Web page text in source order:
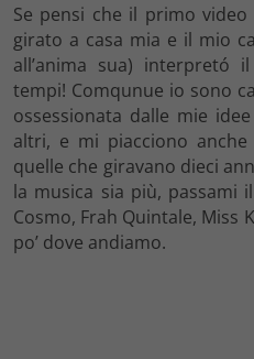
Se pensi che il primo video
girato a casa mia e il mio
all’anima sua) interpretó
tempi! Comqunue io sono
ossessionata dalle mie
altri, e mi piacciono
quelle che giravano dieci
la musica sia più, passami
Cosmo, Frah Quintale, Miss
po’ dove andiamo.